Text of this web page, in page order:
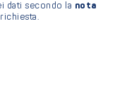
dati secondo la nota